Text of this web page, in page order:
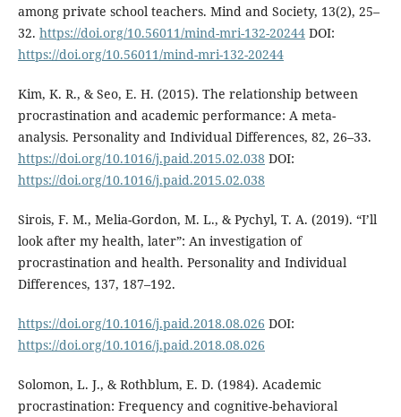
among private school teachers. Mind and Society, 13(2), 25–
32. https://doi.org/10.56011/mind-mri-132-20244DOI:
https://doi.org/10.56011/mind-mri-132-20244
Kim, K. R., & Seo, E. H. (2015). The relationship between
procrastination and academic performance: A meta-
analysis. Personality and Individual Differences, 82, 26–33.
https://doi.org/10.1016/j.paid.2015.02.038 DOI:
https://doi.org/10.1016/j.paid.2015.02.038
Sirois, F. M., Melia-Gordon, M. L., & Pychyl, T. A. (2019). “I’ll
look after my health, later”: An investigation of
procrastination and health. Personality and Individual
Differences, 137, 187–192.
https://doi.org/10.1016/j.paid.2018.08.026 DOI:
https://doi.org/10.1016/j.paid.2018.08.026
Solomon, L. J., & Rothblum, E. D. (1984). Academic
procrastination: Frequency and cognitive-behavioral